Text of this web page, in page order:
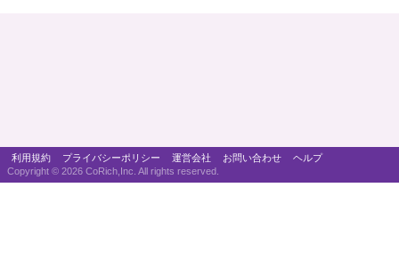
利用規約 プライバシーポリシー 運営会社 お問い合わせ
ヘルプ
Copyright © 2026 CoRich,Inc. All rights reserved.